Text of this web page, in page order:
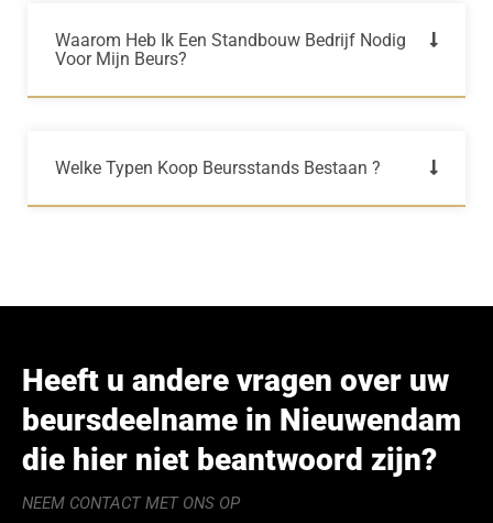
Waarom Heb Ik Een Standbouw Bedrijf Nodig
Voor Mijn Beurs?
Welke Typen Koop Beursstands Bestaan ?
Heeft u andere vragen over uw
beursdeelname in Nieuwendam
die hier niet beantwoord zijn?
NEEM CONTACT MET ONS OP